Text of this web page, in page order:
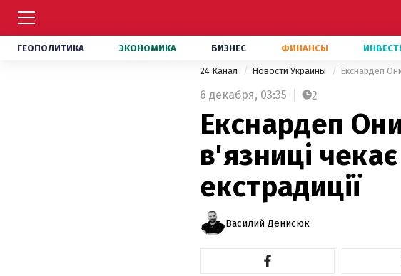
ГЕОПОЛИТИКА ЭКОНОМИКА БИЗНЕС ФИНАНСЫ
24 Канал Новости Украины Екснардеп
6 декабря, 03:35 2
Екснардеп
в'язниці
екстрадиції
Василий Денисюк